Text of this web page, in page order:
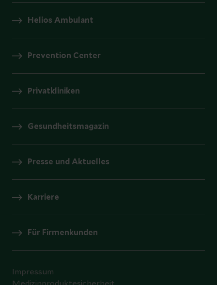
Helios Ambulant
Prevention Center
Privatkliniken
Gesundheitsmagazin
Presse und Aktuelles
Karriere
Für Firmenkunden
Impressum